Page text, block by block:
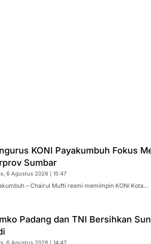
KONI Payakumbuh Fokus
Sumbar
6 Agustus 2026 | 15:47
– Chairul Mufti resmi memimpin KONI Kota…
Padang dan TNI Bersihkan